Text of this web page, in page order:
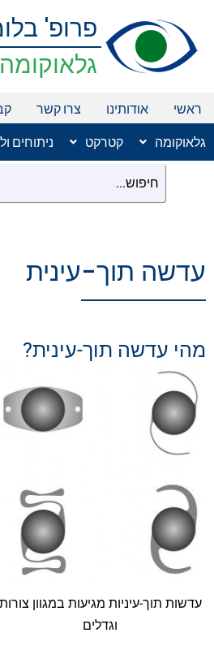
לתוכן
פרופ'
ראשי אודותינו צרו קשר
גלאוקומה קטרקט ניתוחים
עדשה תוך-עינית
מהי עדשה תוך-עינית?
עדשות תוך-עיניות מגיעות במגוון צורות
וגדלים